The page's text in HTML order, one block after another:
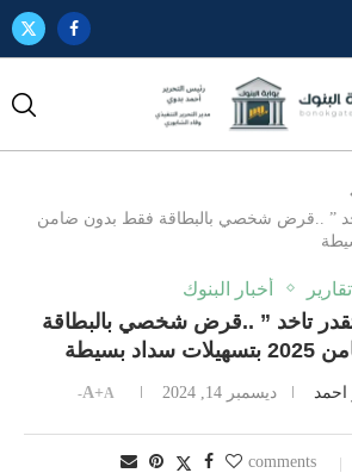
” ..قرض شخصي بالبطاقة فقط بدون ضامن
تقارير أخبار البنوك
تاخد ” ..قرض شخصي بالبطاقة
بسيطة
ديسمبر 14, 2024 A+A-